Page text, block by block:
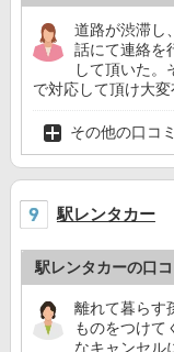
道路が渋滞し
話にて連絡を
して頂いた。
で対応して頂け大変
その他の口コ
駅レンタカー
駅レンタカーの口
離れて暮らす
ものをつけて
なキャンセル